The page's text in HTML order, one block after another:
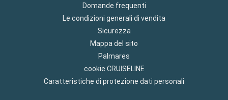
Domande frequenti
Le condizioni generali di vendita
Sicurezza
Mappa del sito
Palmares
cookie CRUISELINE
Caratteristiche di protezione dati personali